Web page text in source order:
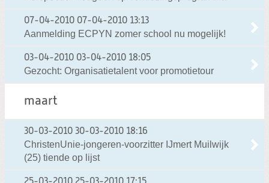
07-04-2010 07-04-2010 13:13
Aanmelding ECPYN zomer school nu mogelijk!
03-04-2010 03-04-2010 18:05
Gezocht: Organisatietalent voor promotietour
maart
30-03-2010 30-03-2010 18:16
ChristenUnie-jongeren-voorzitter IJmert Muilwijk
(25) tiende op lijst